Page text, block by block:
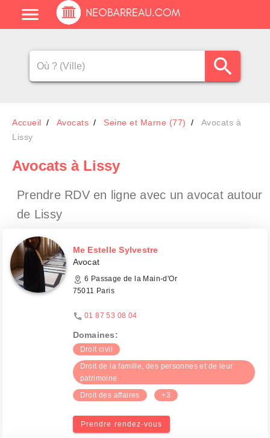
Accueil Avocats Seine et Marne (77)
Avocats à
Lissy
Avocats à Lissy
Prendre RDV en ligne avec un avocat autour
de Lissy
Me Estelle Sylvestre
Avocat
6 Passage de la Main-d'Or
75011 Paris
01 87 53 08 04
Domaines:
Droit civil
Droit de la famille, des personnes et de leur
patrimoine
Droit des affaires
+3
Prendre rendez-vous